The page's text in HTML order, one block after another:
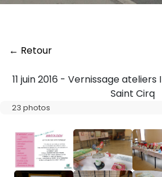
← Retour
11 juin 2016 - Vernissage
Saint Cirq
23 photos